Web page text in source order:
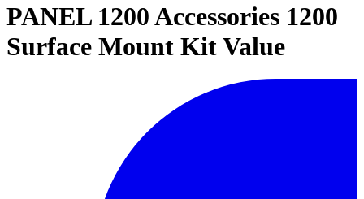
PANEL 1200 Accessories 1200
Surface Mount Kit Value